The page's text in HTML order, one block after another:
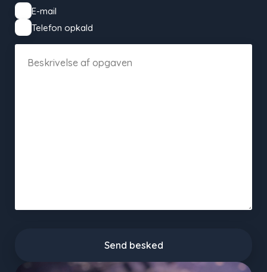
E-mail
Telefon opkald